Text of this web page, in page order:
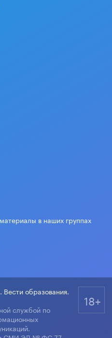
в наших группах
образования.
службой по
18+